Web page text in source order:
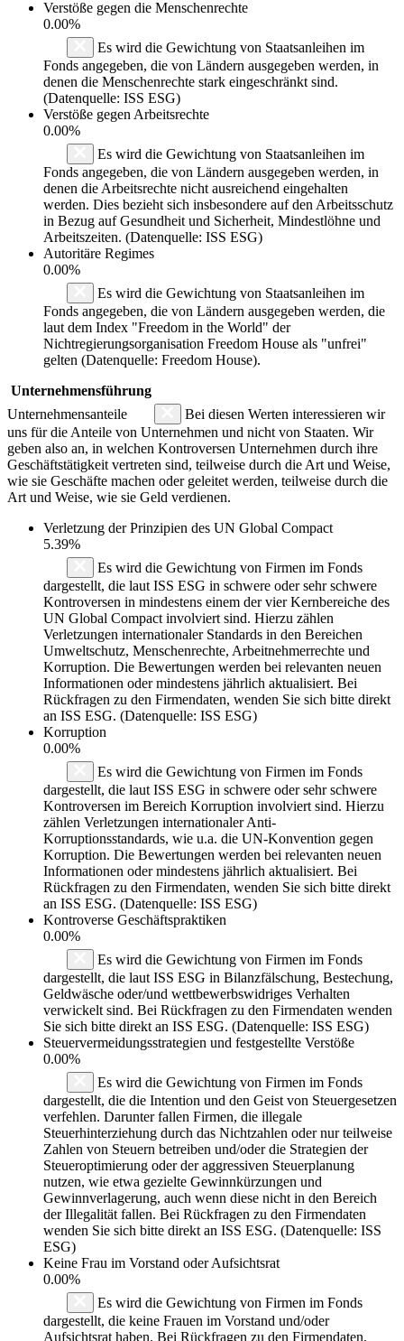
Verstöße gegen die Menschenrechte
0.00%
Es wird die Gewichtung von Staatsanleihen im
Fonds angegeben, die von Ländern ausgegeben werden, in
denen die Menschenrechte stark eingeschränkt sind.
(Datenquelle: ISS ESG)
Verstöße gegen Arbeitsrechte
0.00%
Es wird die Gewichtung von Staatsanleihen im
Fonds angegeben, die von Ländern ausgegeben werden, in
denen die Arbeitsrechte nicht ausreichend eingehalten
werden. Dies bezieht sich insbesondere auf den Arbeitsschutz
in Bezug auf Gesundheit und Sicherheit, Mindestlöhne und
Arbeitszeiten. (Datenquelle: ISS ESG)
Autoritäre Regimes
0.00%
Es wird die Gewichtung von Staatsanleihen im
Fonds angegeben, die von Ländern ausgegeben werden, die
laut dem Index "Freedom in the World" der
Nichtregierungsorganisation Freedom House als "unfrei"
gelten (Datenquelle: Freedom House).
Unternehmensführung
Unternehmensanteile
Bei diesen Werten interessieren wir
uns für die Anteile von Unternehmen und nicht von Staaten. Wir
geben also an, in welchen Kontroversen Unternehmen durch ihre
Geschäftstätigkeit vertreten sind, teilweise durch die Art und Weise,
wie sie Geschäfte machen oder geleitet werden, teilweise durch die
Art und Weise, wie sie Geld verdienen.
Verletzung der Prinzipien des UN Global Compact
5.39%
Es wird die Gewichtung von Firmen im Fonds
dargestellt, die laut ISS ESG in schwere oder sehr schwere
Kontroversen in mindestens einem der vier Kernbereiche des
UN Global Compact involviert sind. Hierzu zählen
Verletzungen internationaler Standards in den Bereichen
Umweltschutz, Menschenrechte, Arbeitnehmerrechte und
Korruption. Die Bewertungen werden bei relevanten neuen
Informationen oder mindestens jährlich aktualisiert. Bei
Rückfragen zu den Firmendaten, wenden Sie sich bitte direkt
an ISS ESG. (Datenquelle: ISS ESG)
Korruption
0.00%
Es wird die Gewichtung von Firmen im Fonds
dargestellt, die laut ISS ESG in schwere oder sehr schwere
Kontroversen im Bereich Korruption involviert sind. Hierzu
zählen Verletzungen internationaler Anti-
Korruptionsstandards, wie u.a. die UN-Konvention gegen
Korruption. Die Bewertungen werden bei relevanten neuen
Informationen oder mindestens jährlich aktualisiert. Bei
Rückfragen zu den Firmendaten, wenden Sie sich bitte direkt
an ISS ESG. (Datenquelle: ISS ESG)
Kontroverse Geschäftspraktiken
0.00%
Es wird die Gewichtung von Firmen im Fonds
dargestellt, die laut ISS ESG in Bilanzfälschung, Bestechung,
Geldwäsche oder/und wettbewerbswidriges Verhalten
verwickelt sind. Bei Rückfragen zu den Firmendaten wenden
Sie sich bitte direkt an ISS ESG. (Datenquelle: ISS ESG)
Steuervermeidungsstrategien und festgestellte Verstöße
0.00%
Es wird die Gewichtung von Firmen im Fonds
dargestellt, die die Intention und den Geist von Steuergesetzen
verfehlen. Darunter fallen Firmen, die illegale
Steuerhinterziehung durch das Nichtzahlen oder nur teilweise
Zahlen von Steuern betreiben und/oder die Strategien der
Steueroptimierung oder der aggressiven Steuerplanung
nutzen, wie etwa gezielte Gewinnkürzungen und
Gewinnverlagerung, auch wenn diese nicht in den Bereich
der Illegalität fallen. Bei Rückfragen zu den Firmendaten
wenden Sie sich bitte direkt an ISS ESG. (Datenquelle: ISS
ESG)
Keine Frau im Vorstand oder Aufsichtsrat
0.00%
Es wird die Gewichtung von Firmen im Fonds
dargestellt, die keine Frauen im Vorstand und/oder
Aufsichtsrat haben. Bei Rückfragen zu den Firmendaten,